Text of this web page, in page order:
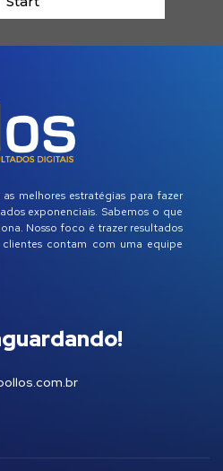
melhores estratégias para fazer
exponenciais. Sabemos o que
Nosso foco é trazer resultados
clientes contam com uma equipe